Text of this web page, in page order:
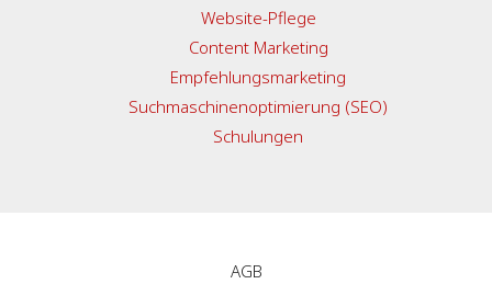
Website-Pflege
Content Marketing
Empfehlungsmarketing
Suchmaschinenoptimierung (SEO)
Schulungen
AGB